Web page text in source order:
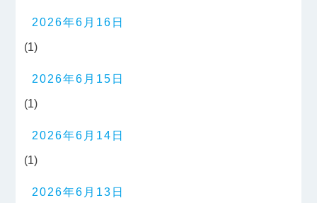
2026年6月16日
(1)
2026年6月15日
(1)
2026年6月14日
(1)
2026年6月13日